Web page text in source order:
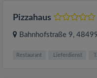
Pizzahaus
Bahnhofstraße 9,
Restaurant Lieferdienst